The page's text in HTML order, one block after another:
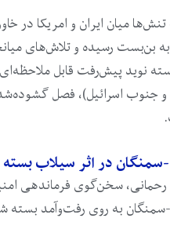
میان ایران و امریکا در
بن‌بست رسیده و تلاش‌های
نوید پیش‌رفت قابل
جنوب اسرائیل)، فصل
سمنگان در اثر سیلاب
سخن‌گوی فرماندهی
به روی رفت‌وآمد بسته